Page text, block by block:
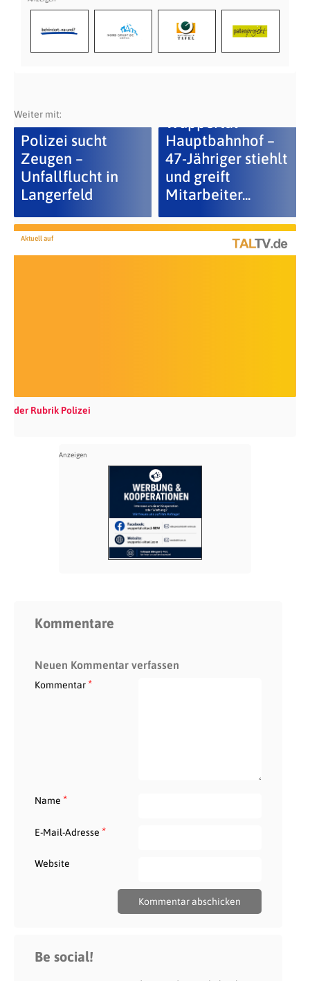
Weiter mit:
Polizei sucht
Zeugen –
Unfallflucht in
Langerfeld
Wuppertal
Hauptbahnhof –
47-Jähriger stiehlt
und greift
Mitarbeiter...
Aktuell auf
der Rubrik Polizei
Kommentare
Neuen Kommentar verfassen
Kommentar*
Name *
E-Mail-Adresse *
Website
Be social!